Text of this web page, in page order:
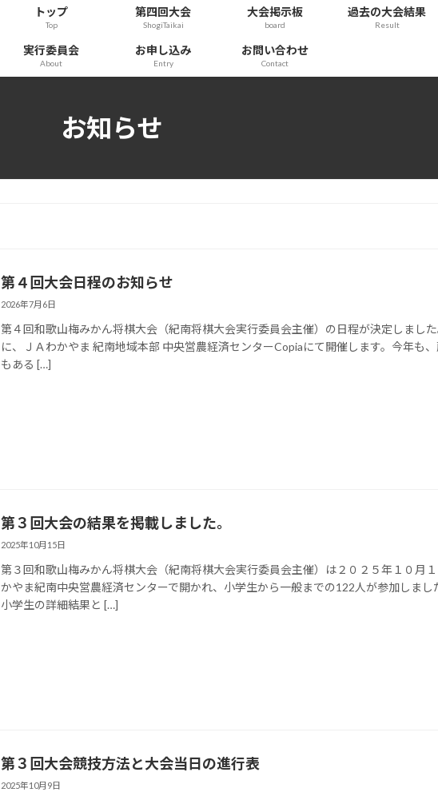
トップ
Top
第四回大会
ShogiTaikai
大会掲示板
board
過去の大会結果
Result
実行委員会
About
お申し込み
Entry
お問い合わせ
Contact
お知らせ
第４回大会日程のお知らせ
2026年7月6日
第４回和歌山梅みかん将棋大会（紀南将棋大会実行委員会主催）の日程が決定しまし
に、ＪＡわかやま 紀南地域本部 中央営農経済センターCopiaにて開催します。今年も
もある […]
第３回大会の結果を掲載しました。
2025年10月15日
第３回和歌山梅みかん将棋大会（紀南将棋大会実行委員会主催）は２０２５年１０月
かやま紀南中央営農経済センターで開かれ、小学生から一般までの122人が参加しまし
小学生の詳細結果と […]
第３回大会競技方法と大会当日の進行表
2025年10月9日